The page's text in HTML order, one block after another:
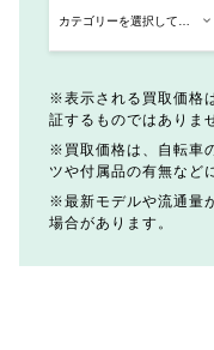
表示される買取価格
証するものではありま
買取価格は、自転車
ツや付属品の有無など
最新モデルや流通量
場合があります。